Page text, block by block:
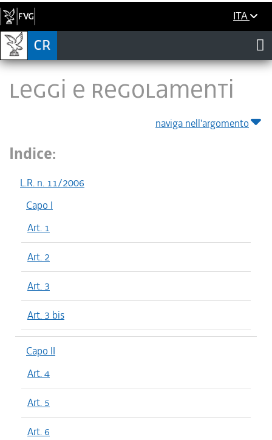
ITA
LEGGI E REGOLAMENTI
naviga nell'argomento
Indice:
L.R. n. 11/2006
Capo I
Art. 1
Art. 2
Art. 3
Art. 3 bis
Capo II
Art. 4
Art. 5
Art. 6